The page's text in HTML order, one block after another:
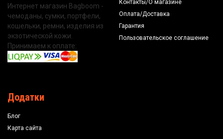
Интернет магазин Bagboom -
чемоданы, сумки, портфели,
кошельки, ремни, изделия из
экзотической кожи.
Принимаем к оплате:
Контакты/О магазине
Оплата/Доставка
Гарантия
Пользовательское соглашение
Додатки
Блог
Карта сайта